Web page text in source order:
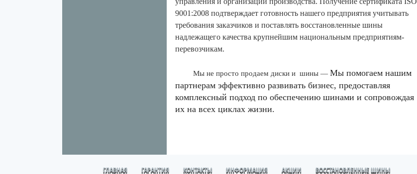
9001:2008 подтверждает готовность нашего предприятия учитывать
требования заказчиков и поставлять восстановленные шины
надлежащего качества крупнейшим национальным предприятиям-
перевозчикам.
Мы не просто продаем диски и шины — Мы помогаем нашим
партнерам эффективно развивать бизнес, предоставляя
комплексный подход по обеспечению шинами и сопровождая
их на всех циклах жизни.
ГЛАВНАЯ ГАРАНТИЯ КОНТАКТЫ ИНФОРМАЦИЯ АКЦИИ ВОССТАНОВЛЕННЫЕ ШИНЫ